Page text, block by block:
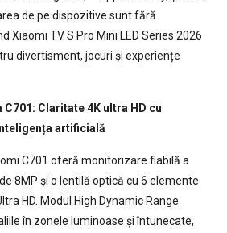
de pe dispozitive sunt fără
Xiaomi TV S Pro Mini LED Series 2026
divertisment, jocuri și experiențe
Claritate 4K ultra HD cu
artificială
C701 oferă monitorizare fiabilă a
8MP și o lentilă optică cu 6 elemente
HD. Modul High Dynamic Range
în zonele luminoase și întunecate,